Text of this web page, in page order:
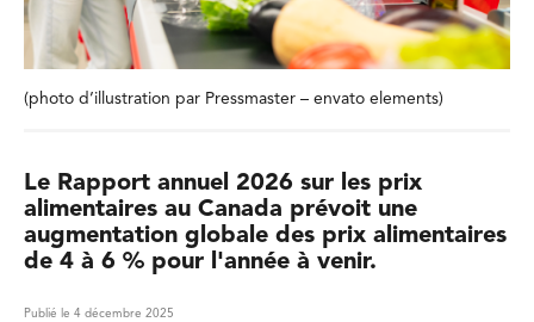
(photo d’illustration par Pressmaster – envato elements)
Le Rapport annuel 2026 sur les prix
alimentaires au Canada prévoit une
augmentation globale des prix alimentaires
de 4 à 6 % pour l'année à venir.
Publié le 4 décembre 2025